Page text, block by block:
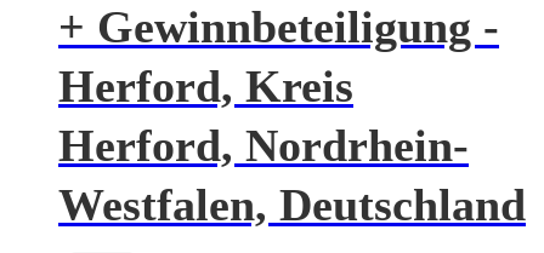
+ Gewinnbeteiligung -
Herford, Kreis
Herford, Nordrhein-
Westfalen, Deutschland